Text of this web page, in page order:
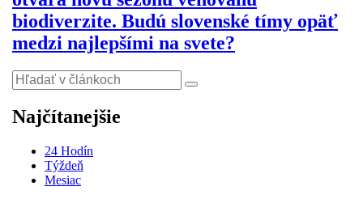
biodiverzite. Budú slovenské tímy opäť
medzi najlepšími na svete?
Najčítanejšie
24 Hodín
Týždeň
Mesiac